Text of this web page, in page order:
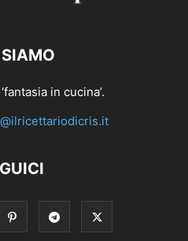
in cucina’.